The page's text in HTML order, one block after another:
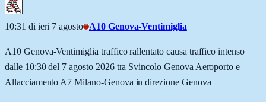
10:31 di ieri 7 agosto A10 Genova-Ventimiglia
A10 Genova-Ventimiglia traffico rallentato causa traffico intenso
dalle 10:30 del 7 agosto 2026 tra Svincolo Genova Aeroporto e
Allacciamento A7 Milano-Genova in direzione Genova